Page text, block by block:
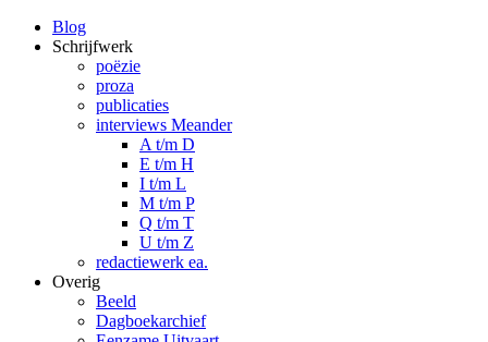
Blog
Schrijfwerk
poëzie
proza
publicaties
interviews Meander
A t/m D
E t/m H
I t/m L
M t/m P
Q t/m T
U t/m Z
redactiewerk ea.
Overig
Beeld
Dagboekarchief